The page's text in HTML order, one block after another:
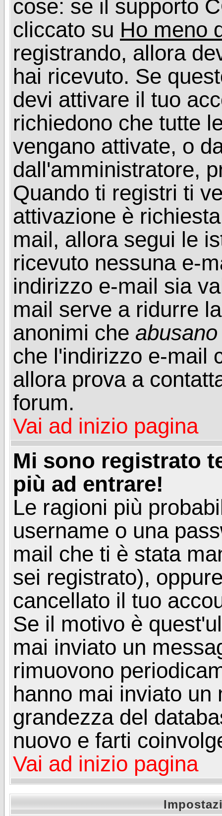
cose: se il supporto
cliccato su Ho meno
registrando, allora
hai ricevuto. Se
devi attivare il tuo
richiedono che tutte
vengano attivate, o
dall'amministratore,
Quando ti registri ti
attivazione è
mail, allora segui le
ricevuto nessuna e-
indirizzo e-mail sia
mail serve a ridurre
anonimi che abusano
che l'indirizzo e-mail
allora prova a
forum.
Vai ad inizio pagina
Mi sono registrato
più ad entrare!
Le ragioni più
username o una
mail che ti è stata
sei registrato),
cancellato il tuo
Se il motivo è
mai inviato un
rimuovono
hanno mai inviato
grandezza del
nuovo e farti
Vai ad inizio pagina